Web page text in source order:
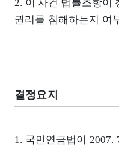
2. 이 사건 법률조항이
권리를 침해하는지 여
결정요지
1. 국민연금법이 2007.